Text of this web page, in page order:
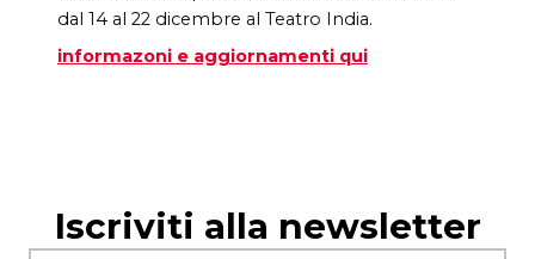
dal 14 al 22 dicembre al Teatro India.
informazoni e aggiornamenti qui
Iscriviti alla newsletter